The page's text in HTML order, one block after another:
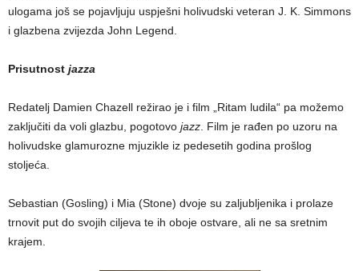
ulogama još se pojavljuju uspješni holivudski veteran J. K. Simmons
i glazbena zvijezda John Legend.
Prisutnost jazza
Redatelj Damien Chazell režirao je i film „Ritam ludila“ pa možemo
zaključiti da voli glazbu, pogotovo jazz . Film je rađen po uzoru na
holivudske glamurozne mjuzikle iz pedesetih godina prošlog
stoljeća.
Sebastian (Gosling) i Mia (Stone) dvoje su zaljubljenika i prolaze
trnovit put do svojih ciljeva te ih oboje ostvare, ali ne sa sretnim
krajem.